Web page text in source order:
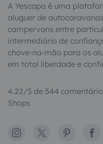
A Yescapa é uma
aluguer de
campervans entre
intermediário de
chave-na-mão para os
em total liberdade e
4.22/5 de 544
Shops
Instagram
X Pinterest